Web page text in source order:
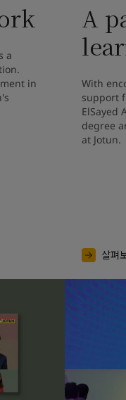
a
in
A
With
support
ElSayed
degree
at Jotun.
살펴